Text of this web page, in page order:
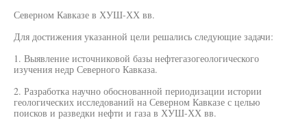
Северном Кавказе в ХУШ-ХХ вв.
Для достижения указанной цели решались следующие задачи:
1. Выявление источниковой базы нефтегазогеологического
изучения недр Северного Кавказа.
2. Разработка научно обоснованной периодизации истории
геологических исследований на Северном Кавказе с целью
поисков и разведки нефти и газа в ХУШ-ХХ вв.